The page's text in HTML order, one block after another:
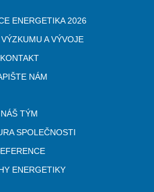
ENERGETIKA 2026
A VÝVOJE
KONTAKT
NÁM
NÁŠ TÝM
SPOLEČNOSTI
ENERGETIKY